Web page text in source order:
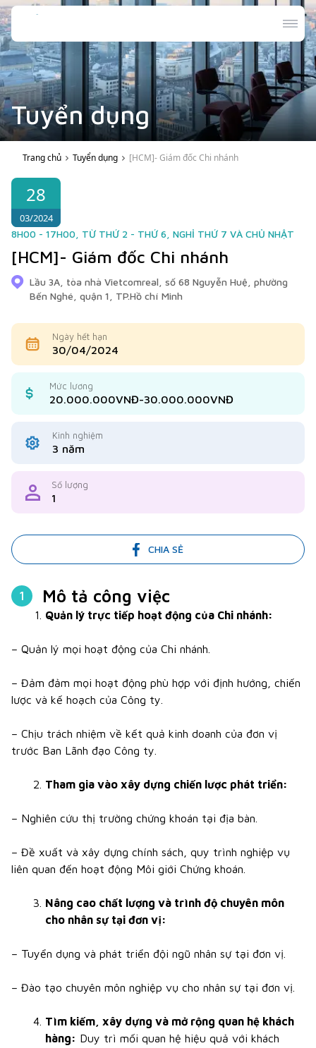
Tuyển dụng
Trang chủ Tuyển dụng [HCM]- Giám đốc Chi nhánh
28
03/2024
8H00 - 17H00, TỪ THỨ 2 - THỨ 6, NGHỈ THỨ 7 VÀ CHỦ NHẬT
[HCM]- Giám đốc Chi nhánh
Lầu 3A, tòa nhà Vietcomreal, số 68 Nguyễn Huệ, phường
Bến Nghé, quận 1, TP.Hồ chí Minh
Ngày hết hạn
30/04/2024
Mức lương
20.000.000VNĐ-30.000.000VNĐ
Kinh nghiệm
3 năm
Số lượng
1
CHIA SẺ
1 Mô tả công việc
Quản lý trực tiếp hoạt động của Chi nhánh:
– Quản lý mọi hoạt động của Chi nhánh.
– Đảm đảm mọi hoạt động phù hợp với định hướng, chiến
lược và kế hoạch của Công ty.
– Chịu trách nhiệm về kết quả kinh doanh của đơn vị
trước Ban Lãnh đạo Công ty.
Tham gia vào xây dựng chiến lược phát triển:
– Nghiên cứu thị trường chứng khoán tại địa bàn.
– Đề xuất và xây dựng chính sách, quy trình nghiệp vụ
liên quan đến hoạt động Môi giới Chứng khoán.
Nâng cao chất lượng và trình độ chuyên môn
cho nhân sự tại đơn vị:
– Tuyển dụng và phát triển đội ngũ nhân sự tại đơn vị.
– Đào tạo chuyên môn nghiệp vụ cho nhân sự tại đơn vị.
Tìm kiếm, xây dựng và mở rộng quan hệ khách
hàng: Duy trì mối quan hệ hiệu quả với khách